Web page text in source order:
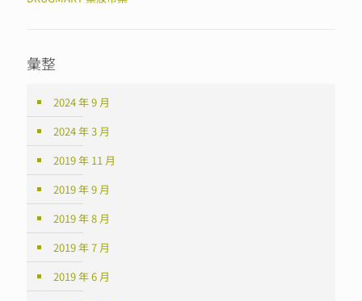
彙整
2024 年 9 月
2024 年 3 月
2019 年 11 月
2019 年 9 月
2019 年 8 月
2019 年 7 月
2019 年 6 月